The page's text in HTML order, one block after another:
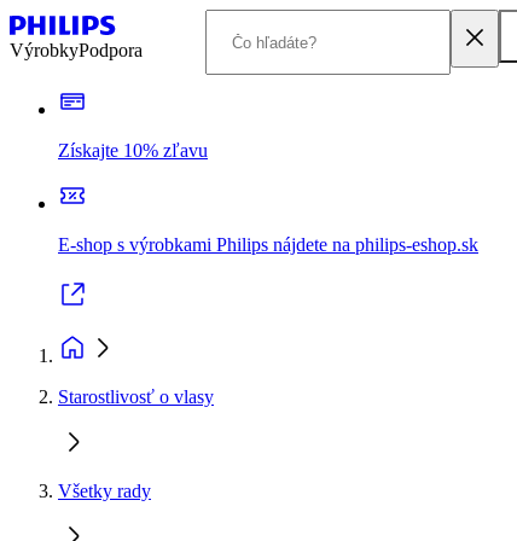
VýrobkyPodpora
Získajte 10% zľavu
E-shop s výrobkami Philips nájdete na philips-eshop.sk
Starostlivosť o vlasy
Všetky rady